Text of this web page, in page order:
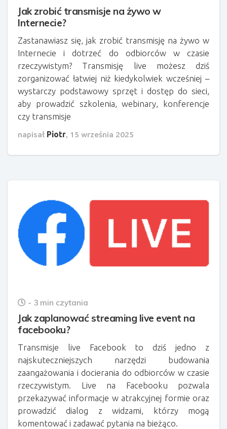
Jak zrobić transmisje na żywo w
Internecie?
Zastanawiasz się, jak zrobić transmisję na żywo w
Internecie i dotrzeć do odbiorców w czasie
rzeczywistym? Transmisję live możesz dziś
zorganizować łatwiej niż kiedykolwiek wcześniej –
wystarczy podstawowy sprzęt i dostęp do sieci,
aby prowadzić szkolenia, webinary, konferencje
czy transmisje
napisał Piotr, 15 września 2025
- 3 min czytania
Jak zaplanować streaming live event na
facebooku?
Transmisje live Facebook to dziś jedno z
najskuteczniejszych narzędzi budowania
zaangażowania i docierania do odbiorców w czasie
rzeczywistym. Live na Facebooku pozwala
przekazywać informacje w atrakcyjnej formie oraz
prowadzić dialog z widzami, którzy mogą
komentować i zadawać pytania na bieżąco.